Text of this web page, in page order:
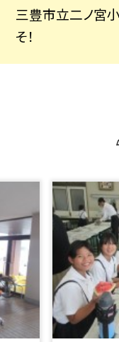
三豊市立二ノ宮
そ！